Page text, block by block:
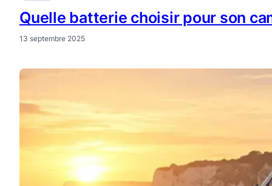
Quelle batterie choisir pour son
13 septembre 2025